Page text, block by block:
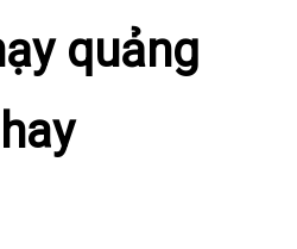
quảng